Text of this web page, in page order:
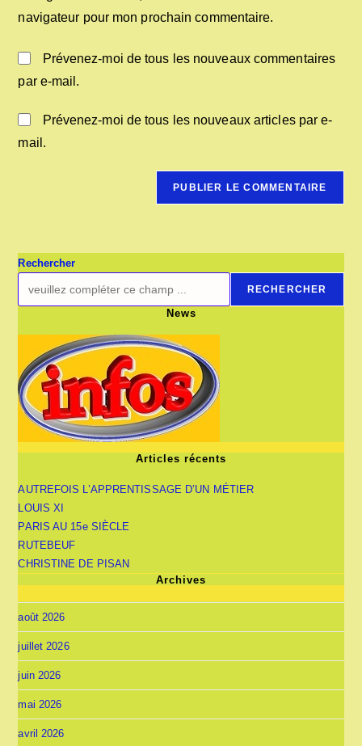
(facultatif)
navigateur pour mon prochain commentaire.
Prévenez-moi de tous les nouveaux commentaires
par e-mail.
Prévenez-moi de tous les nouveaux articles par e-
mail.
Rechercher
RECHERCHER
News
Articles récents
AUTREFOIS L’APPRENTISSAGE D’UN MÉTIER
LOUIS XI
PARIS AU 15e SIÈCLE
RUTEBEUF
CHRISTINE DE PISAN
Archives
août 2026
juillet 2026
juin 2026
mai 2026
avril 2026